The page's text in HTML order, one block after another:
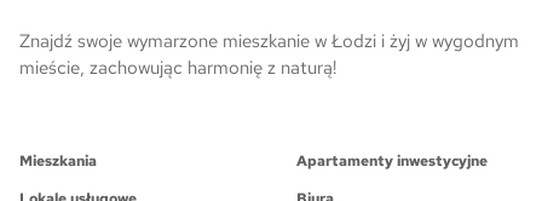
Znajdź swoje wymarzone mieszkanie w Łodzi i żyj w wygodnym
mieście, zachowując harmonię z naturą!
Mieszkania
Apartamenty inwestycyjne